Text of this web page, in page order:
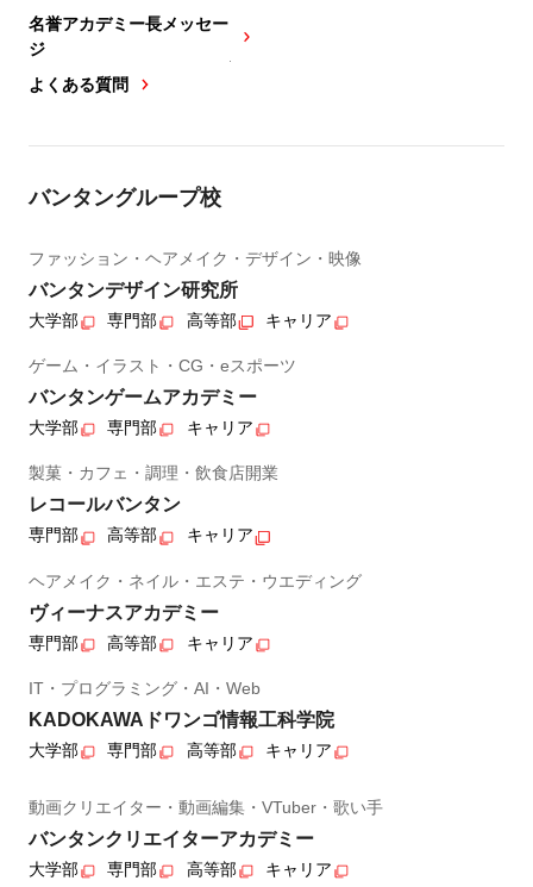
名誉アカデミー長メッセー
ジ
よくある質問
バンタングループ校
ファッション・ヘアメイク・デザイン・映像
バンタンデザイン研究所
大学部 専門部 高等部 キャリア
ゲーム・イラスト・CG・eスポーツ
バンタンゲームアカデミー
大学部 専門部 キャリア
製菓・カフェ・調理・飲食店開業
レコールバンタン
専門部 高等部 キャリア
ヘアメイク・ネイル・エステ・ウエディング
ヴィーナスアカデミー
専門部 高等部 キャリア
IT・プログラミング・AI・Web
KADOKAWAドワンゴ情報工科学院
大学部 専門部 高等部 キャリア
動画クリエイター・動画編集・VTuber・歌い手
バンタンクリエイターアカデミー
大学部 専門部 高等部 キャリア